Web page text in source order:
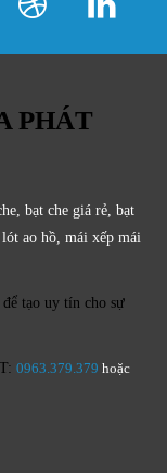
PHÁT
bạt che giá rẻ, bạt
ao hồ, mái xếp mái
để tạo uy tín cho sự
0963.379.379 hoặc